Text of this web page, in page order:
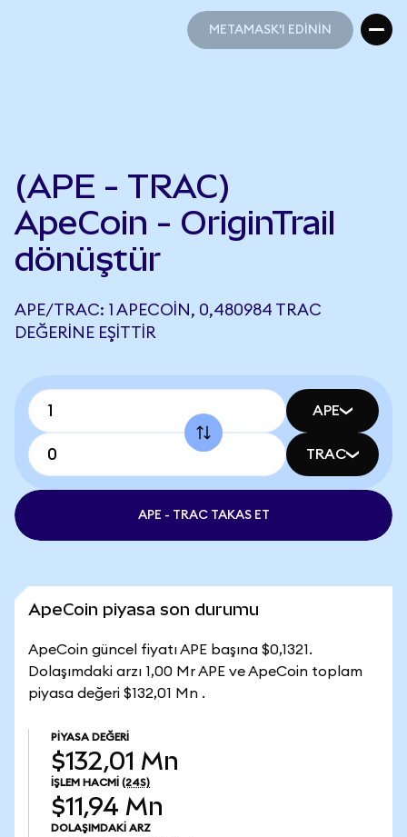
METAMASK'I EDİNİN
(APE - TRAC)
ApeCoin - OriginTrail
dönüştür
APE/TRAC: 1 APECOIN, 0,480984 TRAC
DEĞERINE EŞITTIR
APE
TRAC
APE - TRAC TAKAS ET
ApeCoin piyasa son durumu
ApeCoin güncel fiyatı APE başına $0,1321.
Dolaşımdaki arzı 1,00 Mr APE ve ApeCoin toplam
piyasa değeri $132,01 Mn .
PIYASA DEĞERI
$132,01 Mn
İŞLEM HACMI (24S)
$11,94 Mn
DOLAŞIMDAKI ARZ